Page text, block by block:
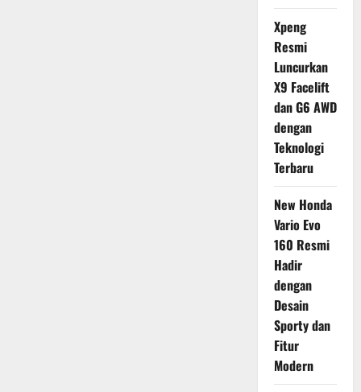
Xpeng
Resmi
Luncurkan
X9 Facelift
dan G6 AWD
dengan
Teknologi
Terbaru
New Honda
Vario Evo
160 Resmi
Hadir
dengan
Desain
Sporty dan
Fitur
Modern